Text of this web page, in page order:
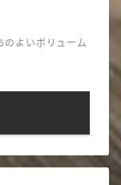
のよいボリューム